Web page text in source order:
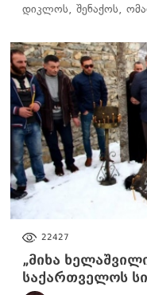
დიკლოს, შენაქოს,
22427
„მიხა
საქართველოს